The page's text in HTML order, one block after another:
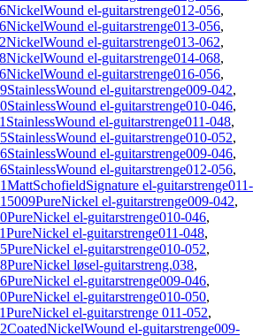
el-guitarstrenge012-056,
el-guitarstrenge013-056,
el-guitarstrenge013-062,
el-guitarstrenge014-068,
el-guitarstrenge016-056,
el-guitarstrenge009-042,
el-guitarstrenge010-046,
el-guitarstrenge011-048,
el-guitarstrenge010-052,
el-guitarstrenge009-046,
el-guitarstrenge012-056,
el-guitarstrenge011-
el-guitarstrenge009-042,
el-guitarstrenge010-046,
el-guitarstrenge011-048,
el-guitarstrenge010-052,
løsel-guitarstreng.038,
el-guitarstrenge009-046,
el-guitarstrenge010-050,
el-guitarstrenge 011-052,
el-guitarstrenge009-